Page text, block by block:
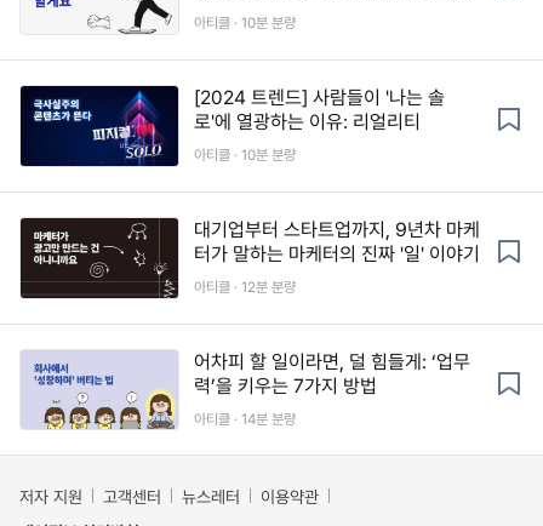
킷 제공)
아티클 · 10분 분량
[2024 트렌드] 사람들이 '나는 솔
로'에 열광하는 이유: 리얼리티
아티클 · 10분 분량
대기업부터 스타트업까지, 9년차 마케
터가 말하는 마케터의 진짜 '일' 이야기
아티클 · 12분 분량
어차피 할 일이라면, 덜 힘들게: ‘업무
력’을 키우는 7가지 방법
아티클 · 14분 분량
저자 지원 고객센터 뉴스레터
이용약관